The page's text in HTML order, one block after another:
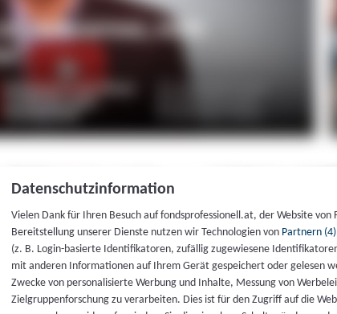
Datenschutzinformation
Vielen Dank für Ihren Besuch auf fondsprofessionell.at, der Website
Bereitstellung unserer Dienste nutzen wir Technologien von Partnern (4)
(z. B. Login-basierte Identifikatoren, zufällig zugewiesene
mit anderen Informationen auf Ihrem Gerät gespeichert oder gelesen
Zwecke von personalisierte Werbung und Inhalte, Messung von
Zielgruppenforschung zu verarbeiten. Dies ist für den Zugriff auf die